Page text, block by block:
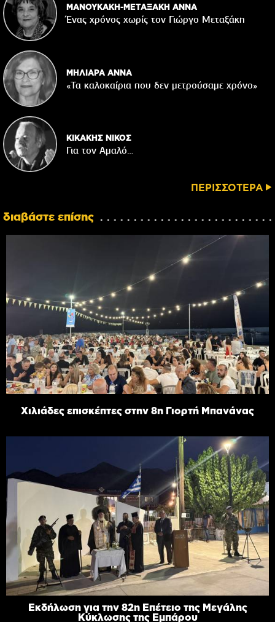
ΜΑΝΟΥΚΑΚΗ-ΜΕΤΑΞΑΚΗ ΑΝΝΑ
Ένας χρόνος χωρίς τον Γιώργο Μεταξάκη
ΜΗΛΙΑΡΑ ΑΝΝΑ
«Τα καλοκαίρια που δεν μετρούσαμε χρόνο»
ΚΙΚΑΚΗΣ ΝΙΚΟΣ
Για τον Αμαλό…
ΠΕΡΙΣΣΟΤΕΡΑ
διαβάστε επίσης
Χιλιάδες επισκέπτες στην 8η Γιορτή Μπανάνας
Εκδήλωση για την 82η Επέτειο της Μεγάλης
Κύκλωσης της Εμπάρου